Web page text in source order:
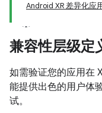
Android XR 差异化应
兼容性层级定
如需验证您的应用在
能提供出色的用户体
试。